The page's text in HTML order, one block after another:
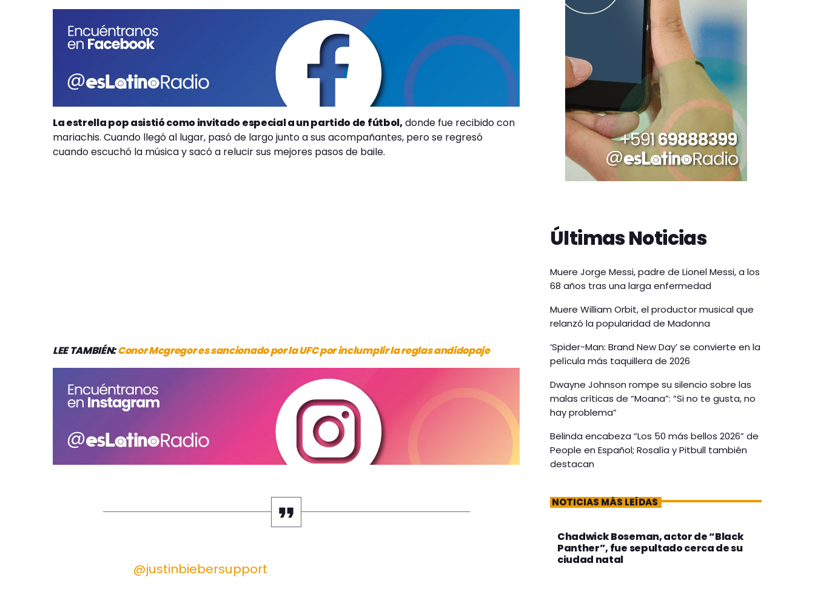
La estrella pop asistió como invitado especial a un partido de fútbol,donde fue recibido con
mariachis. Cuando llegó al lugar, pasó de largo junto a sus acompañantes, pero se regresó
cuando escuchó la música y sacó a relucir sus mejores pasos de baile.
LEE TAMBIÉN:Conor Mcgregor es sancionado por la UFC por inclumplir la reglas andidopaje
@justinbiebersupport
Últimas Noticias
Muere Jorge Messi, padre de Lionel Messi, a los
68 años tras una larga enfermedad
Muere William Orbit, el productor musical que
relanzó la popularidad de Madonna
‘Spider-Man: Brand New Day’ se convierte en la
película más taquillera de 2026
Dwayne Johnson rompe su silencio sobre las
malas críticas de “Moana”: “Si no te gusta, no
hay problema”
Belinda encabeza “Los 50 más bellos 2026” de
People en Español; Rosalía y Pitbull también
destacan
NOTICIAS MÁS LEÍDAS
Chadwick Boseman, actor de “Black
Panther”, fue sepultado cerca de su
ciudad natal